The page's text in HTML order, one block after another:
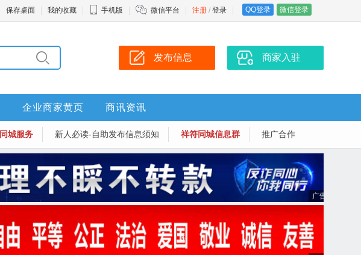
注册 / 登录 QQ登录 微信登录
保存桌面 我的收藏 手机版 微信平台
发布信息 商家入驻
企业商家黄页 商讯资讯
同城服务 新人必读-自助发布信息须知 祥符同城信息群 推广合作